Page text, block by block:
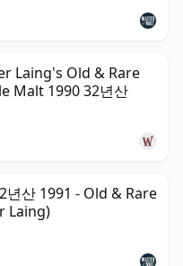
Laing's Old & Rare
Malt 1990 32년산
산 1991 - Old & Rare
Laing)